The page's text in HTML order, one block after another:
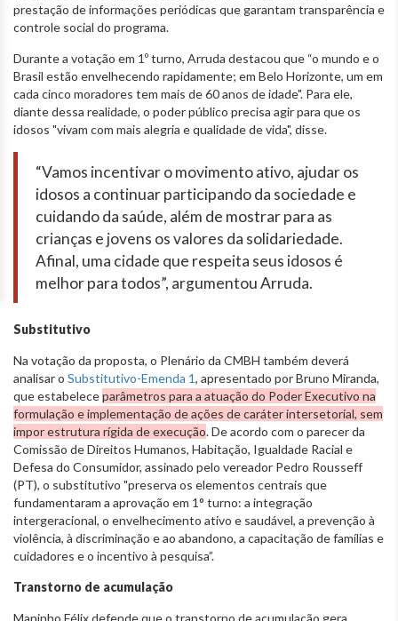
prestação de informações periódicas que garantam transparência e
controle social do programa.
Durante a votação em 1º turno, Arruda destacou que “o mundo e o
Brasil estão envelhecendo rapidamente; em Belo Horizonte, um em
cada cinco moradores tem mais de 60 anos de idade". Para ele,
diante dessa realidade, o poder público precisa agir para que os
idosos "vivam com mais alegria e qualidade de vida", disse.
“Vamos incentivar o movimento ativo, ajudar os
idosos a continuar participando da sociedade e
cuidando da saúde, além de mostrar para as
crianças e jovens os valores da solidariedade.
Afinal, uma cidade que respeita seus idosos é
melhor para todos”, argumentou Arruda.
Substitutivo
Na votação da proposta, o Plenário da CMBH também deverá
analisar o Substitutivo-Emenda 1, apresentado por Bruno Miranda,
que estabeleceparâmetros para a atuação do Poder Executivo na
formulação e implementação de ações de caráter intersetorial, sem
impor estrutura rígida de execução. De acordo com o parecer da
Comissão de Direitos Humanos, Habitação, Igualdade Racial e
Defesa do Consumidor, assinado pelo vereador Pedro Rousseff
(PT), o substitutivo "preserva os elementos centrais que
fundamentaram a aprovação em 1° turno: a integração
intergeracional, o envelhecimento ativo e saudável, a prevenção à
violência, à discriminação e ao abandono, a capacitação de famílias e
cuidadores e o incentivo à pesquisa”.
Transtorno de acumulação
Maninho Félix defende que o transtorno de acumulação gera